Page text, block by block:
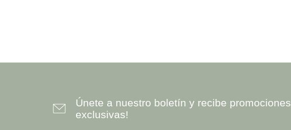
RUNAS
Únete a nuestro boletín y recibe promociones
exclusivas!